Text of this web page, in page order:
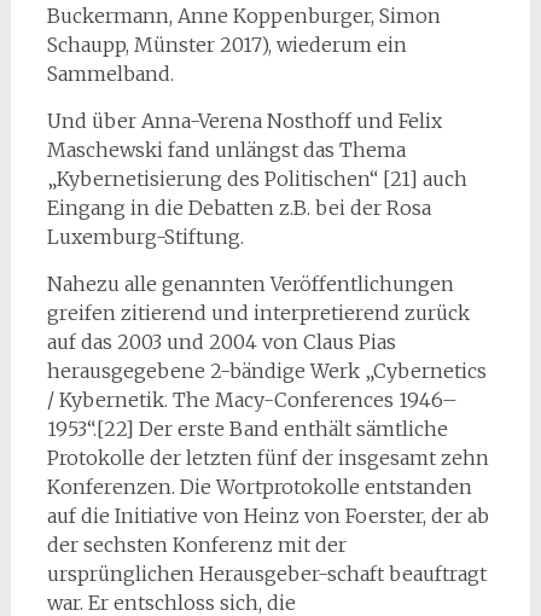
Buckermann, Anne Koppenburger, Simon
Schaupp, Münster 2017), wiederum ein
Sammelband.
Und über Anna-Verena Nosthoff und Felix
Maschewski fand unlängst das Thema
„Kybernetisierung des Politischen“ [21] auch
Eingang in die Debatten z.B. bei der Rosa
Luxemburg-Stiftung.
Nahezu alle genannten Veröffentlichungen
greifen zitierend und interpretierend zurück
auf das 2003 und 2004 von Claus Pias
herausgegebene 2-bändige Werk „Cybernetics
/ Kybernetik. The Macy-Conferences 1946–
1953“.[22] Der erste Band enthält sämtliche
Protokolle der letzten fünf der insgesamt zehn
Konferenzen. Die Wortprotokolle entstanden
auf die Initiative von Heinz von Foerster, der ab
der sechsten Konferenz mit der
ursprünglichen Herausgeber-schaft beauftragt
war. Er entschloss sich, die